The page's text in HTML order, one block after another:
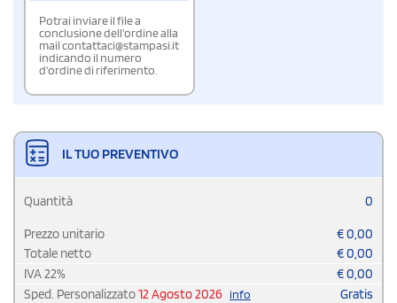
Potrai inviare il file a
conclusione dell'ordine alla
mail contattaci@stampasi.it
indicando il numero
d'ordine di riferimento.
IL TUO PREVENTIVO
Quantità 0
Prezzo unitario €0,00
Totale netto
€0,00
IVA22% €0,00
Sped. Personalizzato12 Agosto 2026 info
Gratis